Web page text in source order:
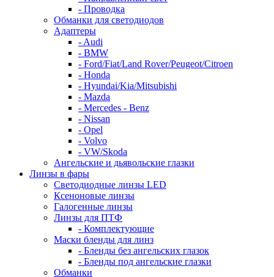
- Проводка
Обманки для светодиодов
Адаптеры
- Audi
- BMW
- Ford/Fiat/Land Rover/Peugeot/Citroen
- Honda
- Hyundai/Kia/Mitsubishi
- Mazda
- Mercedes - Benz
- Nissan
- Opel
- Volvo
- VW/Skoda
Ангельские и дьявольские глазки
Линзы в фары
Светодиодные линзы LED
Ксеноновые линзы
Галогенные линзы
Линзы для ПТФ
- Комплектующие
Маски бленды для линз
- Бленды без ангельских глазок
- Бленды под ангельские глазки
Обманки